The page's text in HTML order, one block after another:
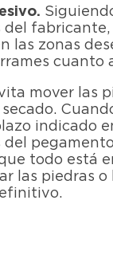
fabricante,
las zonas
cuanto
mover las
indicado
del
todo está
las piedras